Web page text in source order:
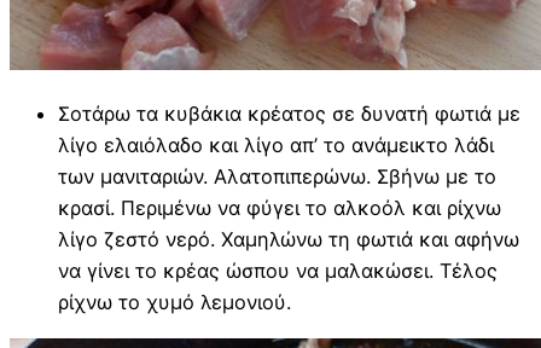
Σοτάρω τα κυβάκια κρέατος σε δυνατή φωτιά με
λίγο ελαιόλαδο και λίγο απ’ το ανάμεικτο λάδι
των μανιταριών. Αλατοπιπερώνω. Σβήνω με το
κρασί. Περιμένω να φύγει το αλκοόλ και ρίχνω
λίγο ζεστό νερό. Χαμηλώνω τη φωτιά και αφήνω
να γίνει το κρέας ώσπου να μαλακώσει. Τέλος
ρίχνω το χυμό λεμονιού.